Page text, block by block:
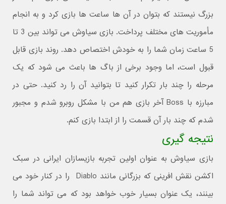
بزرگ نیستند که بتوان در آن ها ساعت ها بازی کرد و به انجام
مأموریت های مختلف پرداخت. بازی سیاوش می تواند بین 3 تا
5 ساعت زمان شما را به خودش اختصاص دهد. روند بازی قابل
قبول است، اما وجود برخی از باگ ها باعث می شود که یک
مرحله را چند بار تکرار کنید تا بتوانید آن را رد کنید. حتی در
مبارزه با Boss آخر بازی هم من با مشکل روبرو شدم و مجبور
شدم که چند بار آن قسمت را از ابتدا بازی کنم.
نتیجه گیری
بازی سیاوش به عنوان اولین تجربه بازیسازان ایرانی در سبک
اکشن نقش افرینی که بزرگانی مانند Diablo را در کنار خود می
بینند، یک عنوان بسیار خوب خواهد بود که می تواند شما را